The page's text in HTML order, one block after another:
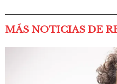
MÁS NOTICIAS DE